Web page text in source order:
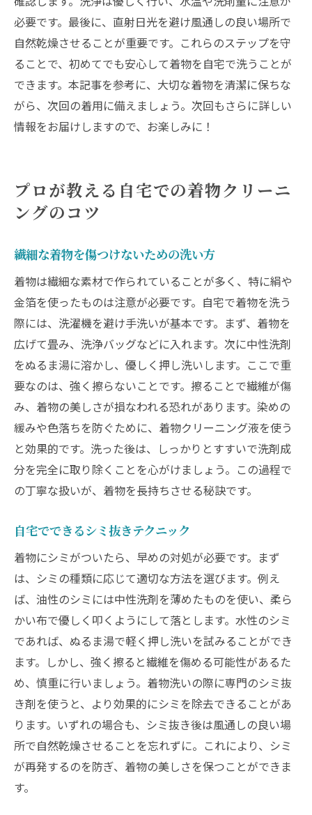
必要です。最後に、直射日光を避け風通しの良い場所で
自然乾燥させることが重要です。これらのステップを守
ることで、初めてでも安心して着物を自宅で洗うことが
できます。本記事を参考に、大切な着物を清潔に保ちな
がら、次回の着用に備えましょう。次回もさらに詳しい
情報をお届けしますので、お楽しみに！
プロが教える自宅での着物クリーニ
ングのコツ
繊細な着物を傷つけないための洗い方
着物は繊細な素材で作られていることが多く、特に絹や
金箔を使ったものは注意が必要です。自宅で着物を洗う
際には、洗濯機を避け手洗いが基本です。まず、着物を
広げて畳み、洗浄バッグなどに入れます。次に中性洗剤
をぬるま湯に溶かし、優しく押し洗いします。ここで重
要なのは、強く擦らないことです。擦ることで繊維が傷
み、着物の美しさが損なわれる恐れがあります。染めの
緩みや色落ちを防ぐために、着物クリーニング液を使う
と効果的です。洗った後は、しっかりとすすいで洗剤成
分を完全に取り除くことを心がけましょう。この過程で
の丁寧な扱いが、着物を長持ちさせる秘訣です。
自宅でできるシミ抜きテクニック
着物にシミがついたら、早めの対処が必要です。まず
は、シミの種類に応じて適切な方法を選びます。例え
ば、油性のシミには中性洗剤を薄めたものを使い、柔ら
かい布で優しく叩くようにして落とします。水性のシミ
であれば、ぬるま湯で軽く押し洗いを試みることができ
ます。しかし、強く擦ると繊維を傷める可能性があるた
め、慎重に行いましょう。着物洗いの際に専門のシミ抜
き剤を使うと、より効果的にシミを除去できることがあ
ります。いずれの場合も、シミ抜き後は風通しの良い場
所で自然乾燥させることを忘れずに。これにより、シミ
が再発するのを防ぎ、着物の美しさを保つことができま
す。